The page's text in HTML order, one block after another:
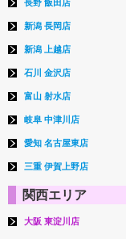
長野 飯田店
新潟 長岡店
新潟 上越店
石川 金沢店
富山 射水店
岐阜 中津川店
愛知 名古屋東店
三重 伊賀上野店
関西エリア
大阪 東淀川店